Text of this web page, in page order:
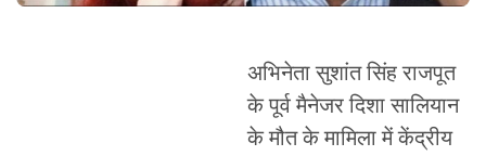
अभिनेता सुशांत सिंह राजपूत
के पूर्व मैनेजर दिशा सालियान
के मौत के मामिला में केंद्रीय